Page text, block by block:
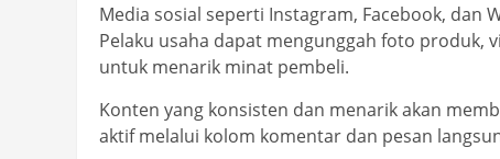
Media sosial seperti Instagram, Facebook, dan
Pelaku usaha dapat mengunggah foto produk,
untuk menarik minat pembeli.
Konten yang konsisten dan menarik akan
aktif melalui kolom komentar dan pesan